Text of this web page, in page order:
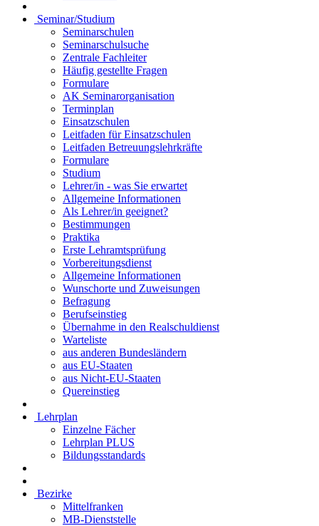
Seminar/Studium
Seminarschulen
Seminarschulsuche
Zentrale Fachleiter
Häufig gestellte Fragen
Formulare
AK Seminarorganisation
Terminplan
Einsatzschulen
Leitfaden für Einsatzschulen
Leitfaden Betreuungslehrkräfte
Formulare
Studium
Lehrer/in - was Sie erwartet
Allgemeine Informationen
Als Lehrer/in geeignet?
Bestimmungen
Praktika
Erste Lehramtsprüfung
Vorbereitungsdienst
Allgemeine Informationen
Wunschorte und Zuweisungen
Befragung
Berufseinstieg
Übernahme in den Realschuldienst
Warteliste
aus anderen Bundesländern
aus EU-Staaten
aus Nicht-EU-Staaten
Quereinstieg
Lehrplan
Einzelne Fächer
Lehrplan PLUS
Bildungsstandards
Bezirke
Mittelfranken
MB-Dienststelle